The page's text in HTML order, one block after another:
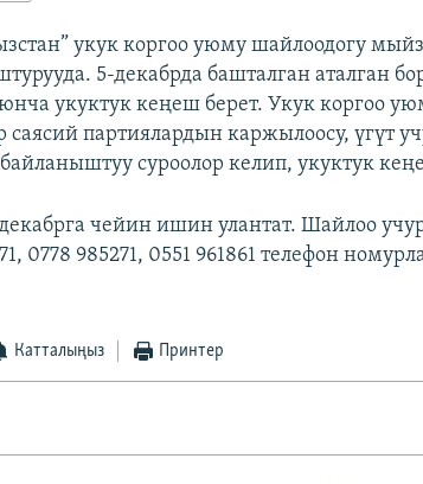
укук коргоо уюму шайлоодогу
5-декабрда башталган аталган
укуктук кеңеш берет. Укук коргоо
партиялардын каржылоосу, үгүт
байланыштуу суроолор келип, укуктук
чейин ишин улантат. Шайлоо
0778 985271, 0551 961861 телефон
Катталыңыз Принтер